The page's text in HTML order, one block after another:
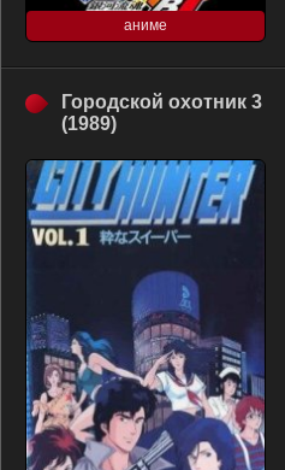
аниме
Городской охотник 3
(1989)